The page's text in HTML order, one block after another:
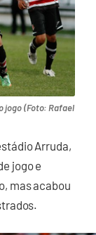
jogo (Foto: Rafael
Arruda,
jogo e
mas acabou